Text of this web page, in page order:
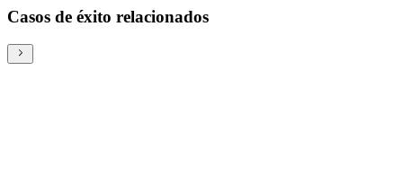
Casos de éxito relacionados